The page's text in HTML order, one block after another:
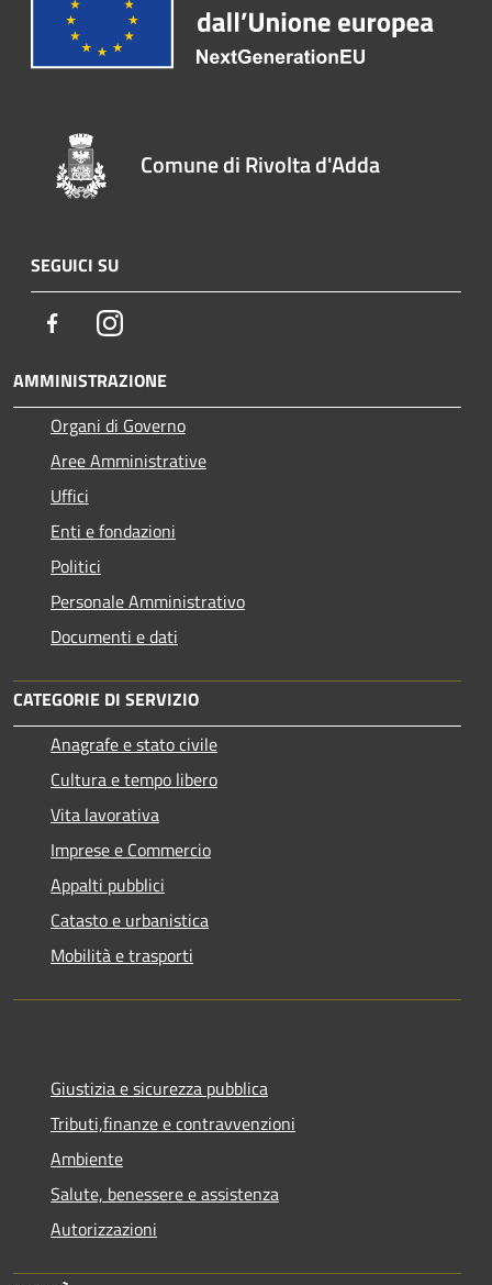
Comune di Rivolta d'Adda
SEGUICI SU
FacebookInstagram
AMMINISTRAZIONE
Organi di Governo
Aree Amministrative
Uffici
Enti e fondazioni
Politici
Personale Amministrativo
Documenti e dati
CATEGORIE DI SERVIZIO
Anagrafe e stato civile
Cultura e tempo libero
Vita lavorativa
Imprese e Commercio
Appalti pubblici
Catasto e urbanistica
Mobilità e trasporti
Giustizia e sicurezza pubblica
Tributi,finanze e contravvenzioni
Ambiente
Salute, benessere e assistenza
Autorizzazioni